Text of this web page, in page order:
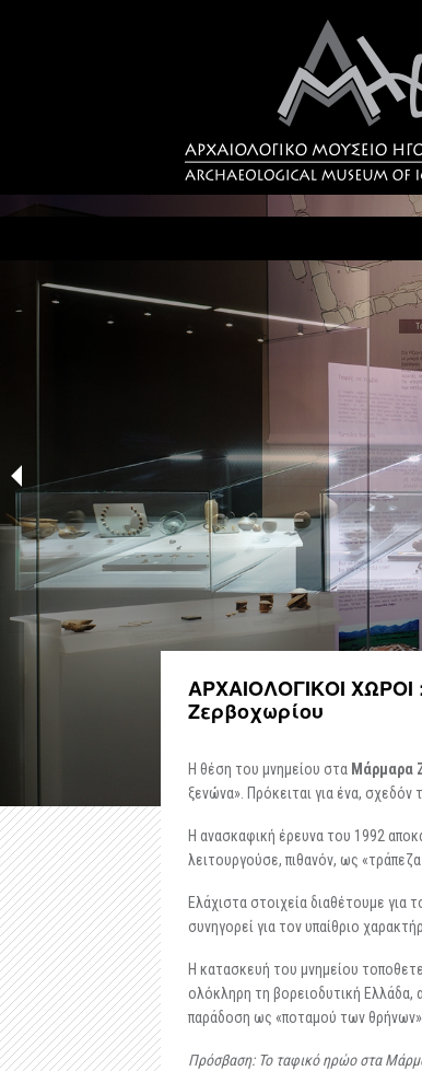
ΑΡΧΑΙΟΛΟΓΙΚΟΙ
Ζερβοχωρίου
Η θέση του μνημείου στα Μάρμαρα
ξενώνα». Πρόκειται για ένα,
Η ανασκαφική έρευνα του 1992
λειτουργούσε, πιθανόν, ως
Ελάχιστα στοιχεία διαθέτουμε
συνηγορεί για τον υπαίθριο
Η κατασκευή του μνημείου
ολόκληρη τη βορειοδυτική
παράδοση ως «ποταμού των
Πρόσβαση: Το ταφικό ηρώο στα